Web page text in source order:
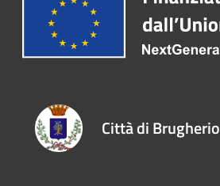
Città di Brugherio